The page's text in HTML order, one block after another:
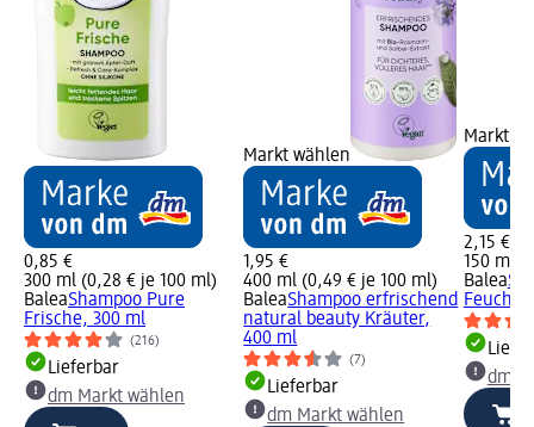
0,85 €
300 ml (0,28 € je 100 ml)
BaleaShampoo Pure
Frische, 300 ml
(216)
Lieferbar
dm Markt wählen
Markt wählen
1,95 €
400 ml (0,49 € je 100 ml)
BaleaShampoo erfrischend
natural beauty Kräuter,
400 ml
(7)
Lieferbar
dm Markt wählen
Markt
2,15 €
150 ml
Balea
dm